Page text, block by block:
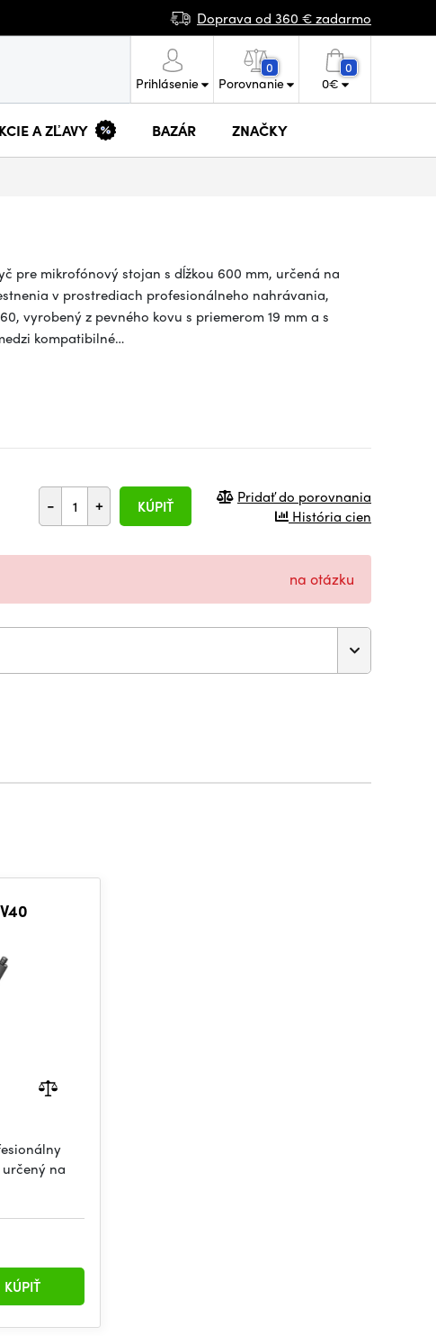
Doprava od 360 € zadarmo
Prihlásenie
0
Porovnanie
0
0€
A ZĽAVY BAZÁR ZNAČKY
pre mikrofónový stojan s dĺžkou 600 mm, určená na
v prostrediach profesionálneho nahrávania,
vyrobený z pevného kovu s priemerom 19 mm a s
kompatibilné…
- + KÚPIŤ
Pridať do porovnania
História cien
na otázku
na
KÚPIŤ